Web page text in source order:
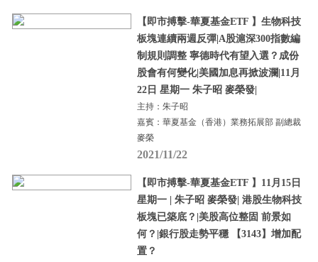
【即市搏擊-華夏基金ETF 】生物科技
板塊連續兩週反彈|A股滬深300指數編
制規則調整 寧德時代有望入選？成份
股會有何變化|美國加息再掀波瀾|11月
22日 星期一 朱子昭 麥榮發|
主持：朱子昭
嘉賓：華夏基金（香港）業務拓展部 副總裁
麥榮
2021/11/22
【即市搏擊-華夏基金ETF 】11月15日
星期一 | 朱子昭 麥榮發| 港股生物科技
板塊已築底？|美股高位整固 前景如
何？|銀行股走勢平穩 【3143】增加配
置？